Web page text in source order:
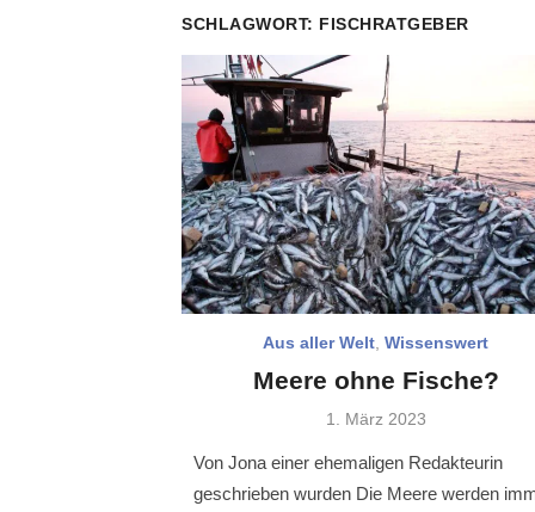
SCHLAGWORT: FISCHRATGEBER
Aus aller Welt Wissenswert
Meere ohne Fische?
Veröffentlicht
1. März 2023
Von Jona einer ehemaligen Redakteurin
geschrieben wurden Die Meere werden